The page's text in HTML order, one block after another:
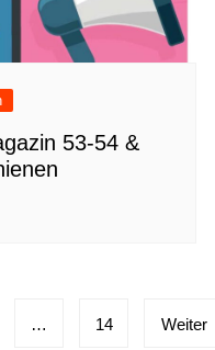
53-54 &
… 14 Weiter